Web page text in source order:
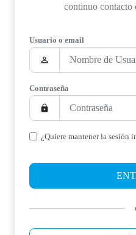
continuo contacto
Usuario o email
person_outline
Contraseña
lock
¿Quiere mantener la sesión